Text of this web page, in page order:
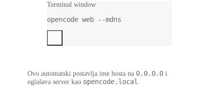
Terminal window
opencode web --mdns
Ovo automatski postavlja ime hosta na 0.0.0.0 i
oglašava server kao opencode.local